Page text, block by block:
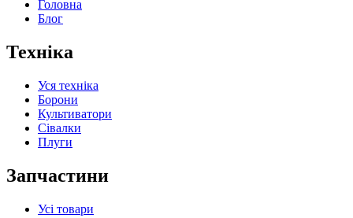
Головна
Блог
Техніка
Уся техніка
Борони
Культиватори
Сівалки
Плуги
Запчастини
Усі товари